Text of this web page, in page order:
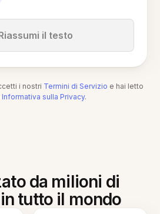
il testo
i nostri Termini di Servizio e hai letto
Informativa sulla Privacy.
da milioni di
tutto il mondo